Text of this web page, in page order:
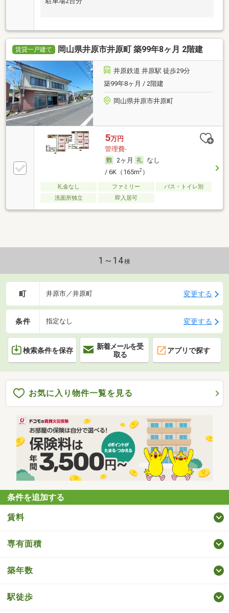
賃貸一戸建て 岡山県井原市井原町 築99年8ヶ月 2階建
井原鉄道 井原駅 徒歩29分
築99年8ヶ月 / 2階建
岡山県井原市井原町
5万円
管理費-
2ヶ月
なし
/ 6K（165m2）
礼金なし ファミリー
バス・トイレ別
洗面所独立
即入居可
1～14棟
町 井原市／井原町 変更する
条件 指定なし 変更する
検索条件を保存
新着メールを受
取る
アプリで探す
お気に入り物件一覧を見る
条件を追加する
賃料
専有面積
築年数
駅徒歩